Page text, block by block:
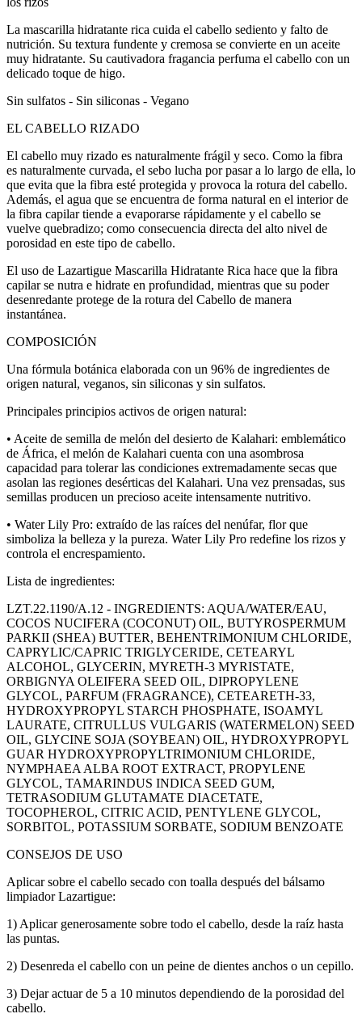
La mascarilla hidratante rica cuida el cabello sediento y falto de
nutrición. Su textura fundente y cremosa se convierte en un aceite
muy hidratante. Su cautivadora fragancia perfuma el cabello con un
delicado toque de higo.
Sin sulfatos - Sin siliconas - Vegano
EL CABELLO RIZADO
El cabello muy rizado es naturalmente frágil y seco. Como la fibra
es naturalmente curvada, el sebo lucha por pasar a lo largo de ella, lo
que evita que la fibra esté protegida y provoca la rotura del cabello.
Además, el agua que se encuentra de forma natural en el interior de
la fibra capilar tiende a evaporarse rápidamente y el cabello se
vuelve quebradizo; como consecuencia directa del alto nivel de
porosidad en este tipo de cabello.
El uso de Lazartigue Mascarilla Hidratante Rica hace que la fibra
capilar se nutra e hidrate en profundidad, mientras que su poder
desenredante protege de la rotura del Cabello de manera
instantánea.
COMPOSICIÓN
Una fórmula botánica elaborada con un 96% de ingredientes de
origen natural, veganos, sin siliconas y sin sulfatos.
Principales principios activos de origen natural:
• Aceite de semilla de melón del desierto de Kalahari: emblemático
de África, el melón de Kalahari cuenta con una asombrosa
capacidad para tolerar las condiciones extremadamente secas que
asolan las regiones desérticas del Kalahari. Una vez prensadas, sus
semillas producen un precioso aceite intensamente nutritivo.
• Water Lily Pro: extraído de las raíces del nenúfar, flor que
simboliza la belleza y la pureza. Water Lily Pro redefine los rizos y
controla el encrespamiento.
Lista de ingredientes:
LZT.22.1190/A.12 - INGREDIENTS: AQUA/WATER/EAU,
COCOS NUCIFERA (COCONUT) OIL, BUTYROSPERMUM
PARKII (SHEA) BUTTER, BEHENTRIMONIUM CHLORIDE,
CAPRYLIC/CAPRIC TRIGLYCERIDE, CETEARYL
ALCOHOL, GLYCERIN, MYRETH-3 MYRISTATE,
ORBIGNYA OLEIFERA SEED OIL, DIPROPYLENE
GLYCOL, PARFUM (FRAGRANCE), CETEARETH-33,
HYDROXYPROPYL STARCH PHOSPHATE, ISOAMYL
LAURATE, CITRULLUS VULGARIS (WATERMELON) SEED
OIL, GLYCINE SOJA (SOYBEAN) OIL, HYDROXYPROPYL
GUAR HYDROXYPROPYLTRIMONIUM CHLORIDE,
NYMPHAEA ALBA ROOT EXTRACT, PROPYLENE
GLYCOL, TAMARINDUS INDICA SEED GUM,
TETRASODIUM GLUTAMATE DIACETATE,
TOCOPHEROL, CITRIC ACID, PENTYLENE GLYCOL,
SORBITOL, POTASSIUM SORBATE, SODIUM BENZOATE
CONSEJOS DE USO
Aplicar sobre el cabello secado con toalla después del bálsamo
limpiador Lazartigue:
1) Aplicar generosamente sobre todo el cabello, desde la raíz hasta
las puntas.
2) Desenreda el cabello con un peine de dientes anchos o un cepillo.
3) Dejar actuar de 5 a 10 minutos dependiendo de la porosidad del
cabello.